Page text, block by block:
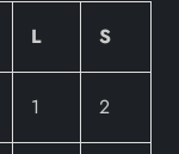
L S
1 2